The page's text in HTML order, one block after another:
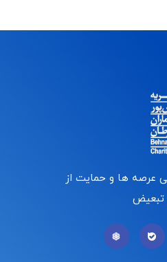
عرصه ها و حمایت از
تبعیض